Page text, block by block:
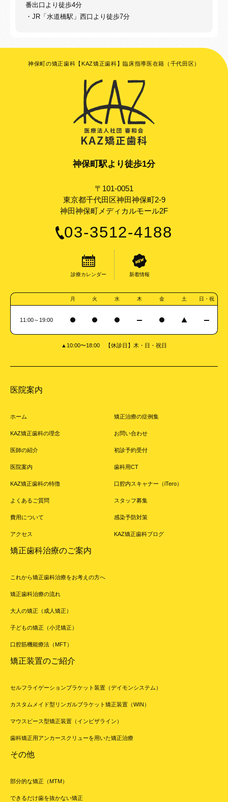
番出口より徒歩4分
・JR「水道橋駅」西口より徒歩7分
神保町の矯正歯科【KAZ矯正歯科】臨床指導医在籍（千代田区）
神保町駅より徒歩1分
〒101-0051
東京都千代田区神田神保町2-9
神田神保町メディカルモール2F
03-3512-4188
診療カレンダー 新着情報
月 火 水 木 金 土 日・祝
11:00～19:00
▲10:00〜18:00 【休診日】木・日・祝日
医院案内
ホーム
KAZ矯正歯科の理念
医師の紹介
医院案内
KAZ矯正歯科の特徴
よくあるご質問
費用について
アクセス
矯正治療の症例集
お問い合わせ
初診予約受付
歯科用CT
口腔内スキャナー（iTero）
スタッフ募集
感染予防対策
KAZ矯正歯科ブログ
矯正歯科治療のご案内
これから矯正歯科治療をお考えの方へ
矯正歯科治療の流れ
大人の矯正（成人矯正）
子どもの矯正（小児矯正）
口腔筋機能療法（MFT）
矯正装置のご紹介
セルフライゲーションブラケット装置（デイモンシステム）
カスタムメイド型リンガルブラケット矯正装置（WIN）
マウスピース型矯正装置（インビザライン）
歯科矯正用アンカースクリューを用いた矯正治療
その他
部分的な矯正（MTM）
できるだけ歯を抜かない矯正